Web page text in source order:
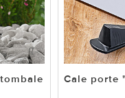
Cale porte